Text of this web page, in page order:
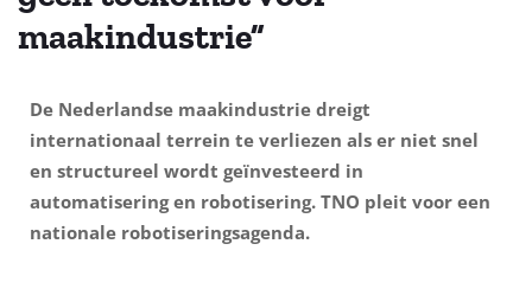
maakindustrie”
De Nederlandse maakindustrie dreigt
internationaal terrein te verliezen als er niet snel
en structureel wordt geïnvesteerd in
automatisering en robotisering. TNO pleit voor een
nationale robotiseringsagenda.